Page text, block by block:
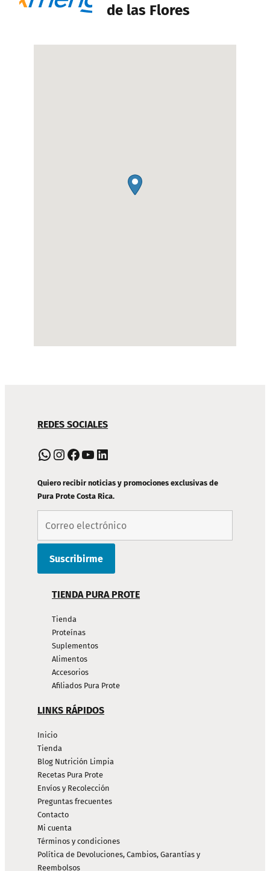
de las Flores
DE
PIE
PÁGINA
REDES SOCIALES
WhatsApp Instagram Facebook YouTube LinkedIn
Quiero recibir noticias y promociones exclusivas de
Pura Prote Costa Rica.
TIENDA PURA PROTE
Tienda
Proteínas
Suplementos
Alimentos
Accesorios
Afiliados Pura Prote
LINKS RÁPIDOS
Inicio
Tienda
Blog Nutrición Limpia
Recetas Pura Prote
Envíos y Recolección
Preguntas frecuentes
Contacto
Mi cuenta
Términos y condiciones
Política de Devoluciones, Cambios, Garantías y
Reembolsos